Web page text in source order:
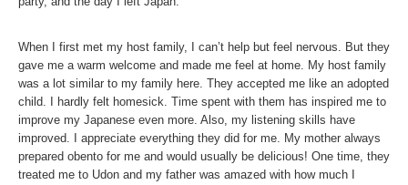
When I first met my host family, I can’t help but feel nervous. But they
gave me a warm welcome and made me feel at home. My host family
was a lot similar to my family here. They accepted me like an adopted
child. I hardly felt homesick. Time spent with them has inspired me to
improve my Japanese even more. Also, my listening skills have
improved. I appreciate everything they did for me. My mother always
prepared obento for me and would usually be delicious! One time, they
treated me to Udon and my father was amazed with how much I